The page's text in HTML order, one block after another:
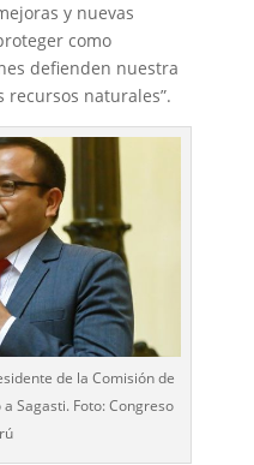
y nuevas
como
defienden nuestra
recursos naturales”.
de la Comisión de
Sagasti. Foto: Congreso